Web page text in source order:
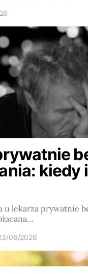
kiedy
u lekarza prywatnie
06/2026